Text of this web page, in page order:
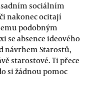
sociálním
nakonec ocitají
podobným
se absence ideového
návrhem Starostů,
starostové. Ti přece
si žádnou pomoc